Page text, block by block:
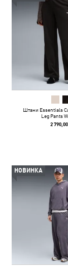
Штани Essentials
Leg Pants
2
НОВИНКА